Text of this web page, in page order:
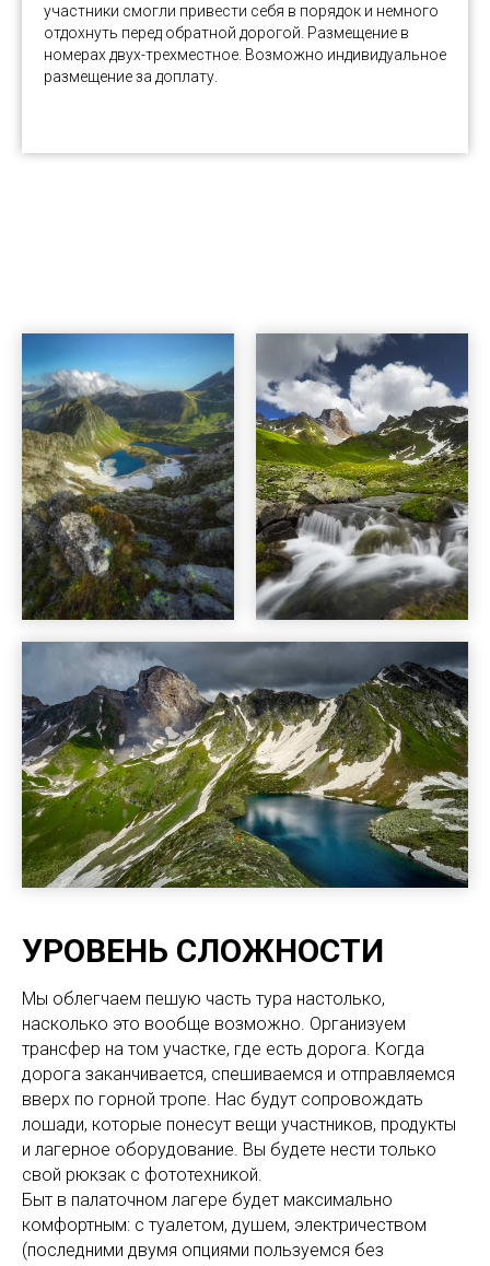
участники смогли привести себя в порядок и немного
отдохнуть перед обратной дорогой. Размещение в
номерах двух-трехместное. Возможно индивидуальное
размещение за доплату.
УРОВЕНЬ СЛОЖНОСТИ
Мы облегчаем пешую часть тура настолько,
насколько это вообще возможно. Организуем
трансфер на том участке, где есть дорога. Когда
дорога заканчивается, спешиваемся и отправляемся
вверх по горной тропе. Нас будут сопровождать
лошади, которые понесут вещи участников, продукты
и лагерное оборудование. Вы будете нести только
свой рюкзак с фототехникой.
Быт в палаточном лагере будет максимально
комфортным: с туалетом, душем, электричеством
(последними двумя опциями пользуемся без